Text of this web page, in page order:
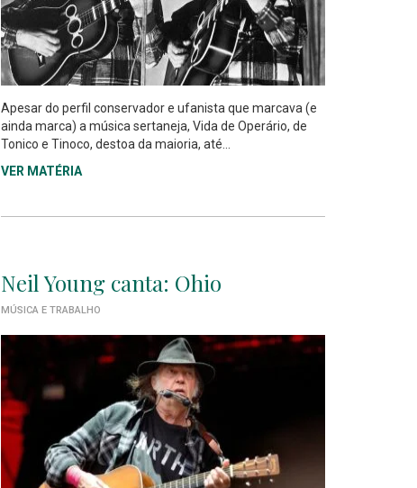
Apesar do perfil conservador e ufanista que marcava (e
ainda marca) a música sertaneja, Vida de Operário, de
Tonico e Tinoco, destoa da maioria, até...
VER MATÉRIA
Neil Young canta: Ohio
MÚSICA E TRABALHO